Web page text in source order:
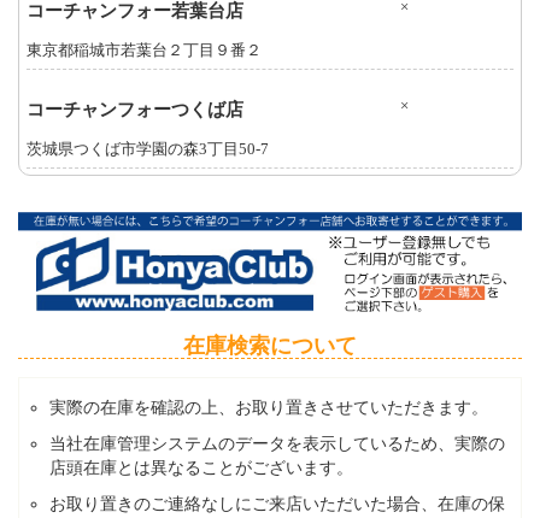
コーチャンフォー若葉台店 ×
東京都稲城市若葉台２丁目９番２
コーチャンフォーつくば店 ×
茨城県つくば市学園の森3丁目50-7
在庫検索について
実際の在庫を確認の上、お取り置きさせていただきます。
当社在庫管理システムのデータを表示しているため、実際の
店頭在庫とは異なることがございます。
お取り置きのご連絡なしにご来店いただいた場合、在庫の保